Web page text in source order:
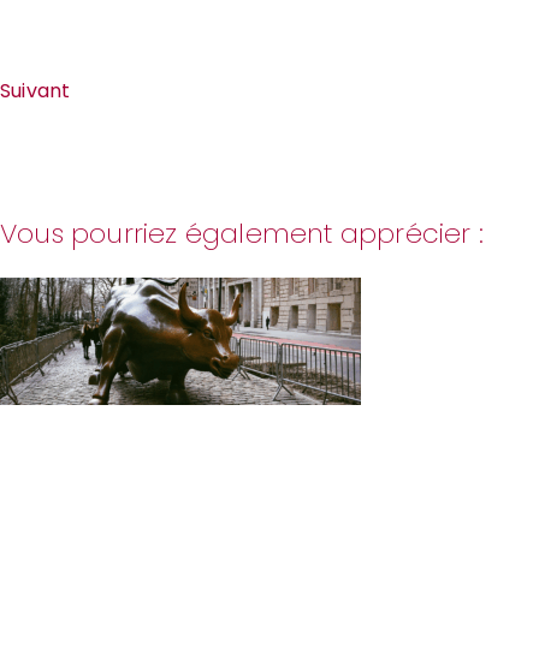
Suivant
Vous pourriez également apprécier :